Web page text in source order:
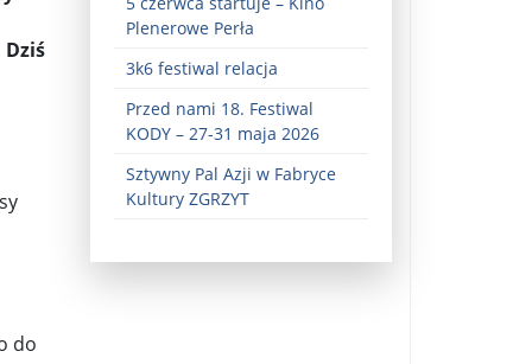
zaangażowania ...
...
na wystawę: „Uciec z piekła” ...
do
Plenerowe Perła
3k6 festiwal relacja
Przed nami 18. Festiwal
KODY – 27-31 maja 2026
Sztywny Pal Azji w Fabryce
Kultury ZGRZYT